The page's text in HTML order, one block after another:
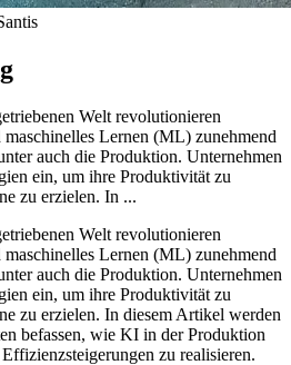
Welt revolutionieren
Lernen (ML) zunehmend
auch die Produktion. Unternehmen
ein, um ihre Produktivität zu
zu erzielen. In ...
Welt revolutionieren
Lernen (ML) zunehmend
auch die Produktion. Unternehmen
ein, um ihre Produktivität zu
zu erzielen. In diesem Artikel werden
befassen, wie KI in der Produktion
zu realisieren.